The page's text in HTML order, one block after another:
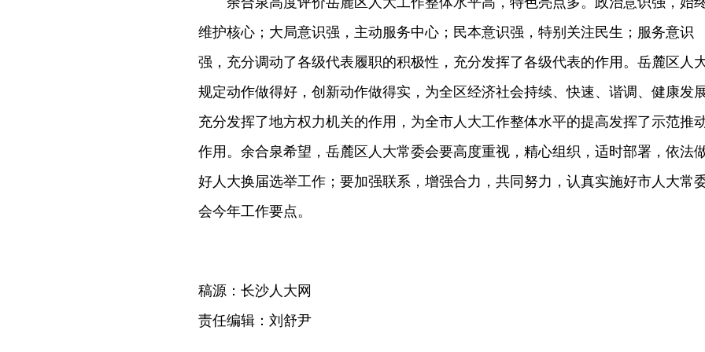
维护核心；大局意识强，主动服务中心；民本意识强，特别关注民生；服务意识
强，充分调动了各级代表履职的积极性，充分发挥了各级代表的作用。岳麓区人
规定动作做得好，创新动作做得实，为全区经济社会持续、快速、谐调、健康发
充分发挥了地方权力机关的作用，为全市人大工作整体水平的提高发挥了示范推
作用。余合泉希望，岳麓区人大常委会要高度重视，精心组织，适时部署，依法
好人大换届选举工作；要加强联系，增强合力，共同努力，认真实施好市人大常
会今年工作要点。
稿源：长沙人大网
责任编辑：刘舒尹